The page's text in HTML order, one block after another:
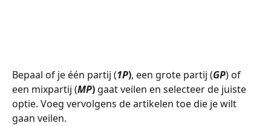
Bepaal of je één partij (1P), een grote partij (GP) of
een mixpartij (MP) gaat veilen en selecteer de juiste
optie. Voeg vervolgens de artikelen toe die je wilt
gaan veilen.